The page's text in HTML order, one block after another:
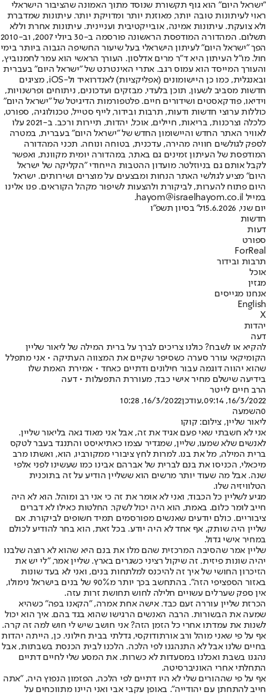
"ישראל היום" הוא גוף תקשורת שנוסד מתוך האמונה שהציבור הישראלי
ראוי לעיתונות טובה יותר, מאוזנת יותר ומדויקת יותר. עיתונות שמדברת
ולא צועקת. עיתונות אמינה, אובייקטיבית ועניינית. עיתונות אחרת וללא
תשלום. המהדורה המודפסת הראשונה פורסמה ב-30 ביולי 2007, וב-2010
הפך "ישראל היום" לעיתון הישראלי בעל שיעור החשיפה הגבוה ביותר בימי
חול. מו"ל העיתון היא ד"ר מרים אדלסון. העורך הראשי הוא עמר לחמנוביץ,
והעורך המייסד הוא עמוס רגב. אתרי האינטרנט של "ישראל היום" בעברית
ובאנגלית, כמו כן היישומונים (אפליקציות) לאנדרואיד ול-iOS, מציגים
חדשות מסביב לשעון, תוכן בלעדי, מבזקים ועדכונים, ניתוחים ופרשנויות,
וידיאו, פודקאסטים ושידורים חיים. פלטפורמות הדיגיטל של "ישראל היום"
כוללות ערוצי חדשות ודעות, תרבות ובידור, לייף סטייל, טכנולוגיה, ספורט,
כלכלה וצרכנות, בריאות, חיילים, אוכל, יהדות, תיירות ורכב. ב-2021 עלו
לאוויר האתר החדש והיישומון החדש של "ישראל היום" בעברית, במטרה
לספק לגולשים חוויה מהירה, עדכנית, בטוחה ונוחה. תכני המהדורה
המודפסת של העיתון זמינים גם באתר, במהדורה יומית מקוונת, ואפשר
לקבל אותם גם בניוזלטר. מועדון ההטבות הייחודי "הקליקה של ישראל
היום" מציע לגולשי האתר הנחות ומבצעים על מוצרים ושירותים. ישראל
היום פתוח להערות, לביקורת ולהצעות לשיפור מקהל הקוראים. פנו אלינו
במייל hayom@israelhayom.co.il.
יום שני, 15.6.2026
ל' בסיון תשפ"ו
חדשות
דעות
ספורט
ForReal
תרבות ובידור
אוכל
מגזין
אנחנו מגייסים
English
X
יהדות
דעה
להקיא או לשבח? כולנו צריכים לברך על ברית המילה של ליאור שליין
הקומיקאי עורר סערה כשסיפר שקיים את המצווה העתיקה • אני מתפלל
שהוא יהווה דוגמה עבור חילונים ודתיים כאחד • אמירת האמת שלו
בידיעה שישלם מחיר אישי כבד, מעוררת התפעלות • דעה
הרב חיים לייטר
16/3/2022, 09:14
,עודכן16/3/2022, 10:28
0השמעה
ליאור שליין, צילום: קוקו
אני לא חשבתי שאי פעם אגיד את זה, אבל אני מאוד גאה בליאור שליין.
לאנשים שלא שמעו, שליין, שמגדיר עצמו כאתיאיסט והתנגד בעבר לטקס
ברית המילה, מל את בנו. למרות לחץ ציבורי ממקורביו, הוא, ואשתו מרב
מיכאלי, הכניסו את בנם לברית של אברהם אבינו כמו שעשינו לפני אלפי
שנה. אבל מה שעוד יותר מרשים הוא ששליין הודיע על זה בתוכנית
הטלוויזיה שלו.
מגיע לשליין כל הכבוד, ואני לא אומר את זה כי אני רב ומוהל. הוא לא היה
חייב לומר כלום. באמת, הוא היה יכול לשקר. החלטות כאילו לא דברים
ציבוריים. כולם יודעים שאנשים מפורסמים תמיד חשופים לביקורת. אם
שליין היה שותק, אף אחד לא היה יודע. בכל זאת, הוא בחר להודיע לכולם
במחיר אישי גדול.
שליין אמר שהסיבה המרכזית שהם מלו את בנם היא שהוא לא רוצה שלבנו
יהיה שונות פיזית. זה שיקול רציני כשגרים בארץ. שליין אמר, "לי יש את
הזיכרון החושי של איך זה להיכנס למלתחות בנים, ואני לא בעד שונות
באזור הספציפי הזה". בהתחשב בכך יותר מ90% של בנים בישראל נימולו,
אין ספק שערלים עשויים חלילה לחוש תחושת זרות עזה.
הכרזת שליין עוררה זעם כבד. אישה אחת אמרה, "הקאנו בפה" כשהיא
שמעה את הבשורות. הרבה האנשים הרגישו שהוא בגד בהם. איך הוא יכול
לשנות את עמדתו אחרי כל הזמן הזה? אני חושב שיש לי חוש למה זה קרה.
אף על פי שאני מוהל ורב אורתודוקסי, גדלתי בבית חילוני. כן, הייתה יהדות
בחיים שלנו אבל לא התנהגנו לפי הלכה. הלכנו לבית הכנסת בשבתות, אבל
נהגנו בשבת ואכלנו במסעדות לא כשרות. את המסע שלי לחיים דתיים
התחלתי אחרי האוניברסיטה.
אף על פי שההורים שלי לא היו דתיים לפי הלכה, הפזמון הנפוץ היה, "אתה
חייב להתחתן עם יהודייה". באופן עקבי אבי ואני היינו מתווכחים על